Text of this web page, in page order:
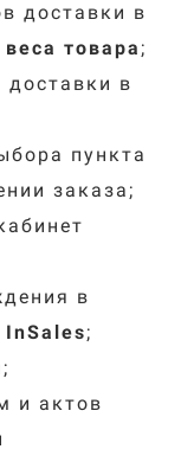
доставки в
товара ;
доставки в
пункта
заказа;
в
InSales;
и актов